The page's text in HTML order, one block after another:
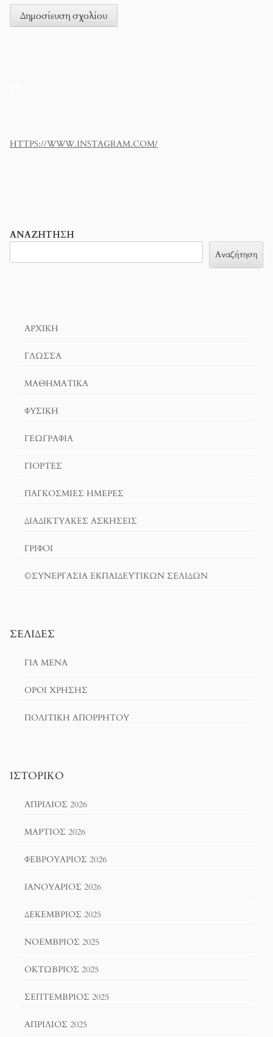
HTTPS://WWW.INSTAGRAM.COM/
ΑΝΑΖΉΤΗΣΗ
Αναζήτηση
ΑΡΧΙΚΉ
ΓΛΏΣΣΑ
ΜΑΘΗΜΑΤΙΚΆ
ΦΥΣΙΚΗ
ΓΕΩΓΡΑΦΊΑ
ΓΙΟΡΤΈΣ
ΠΑΓΚΟΣΜΙΕΣ ΗΜΕΡΕΣ
ΔΙΑΔΙΚΤΥΑΚΈΣ ΑΣΚΉΣΕΙΣ
ΓΡΙΦΟΙ
©ΣΥΝΕΡΓΑΣΙΑ ΕΚΠΑΙΔΕΥΤΙΚΩΝ ΣΕΛΙΔΩΝ
ΣΕΛΊΔΕΣ
ΓΙΑ ΜΕΝΑ
ΌΡΟΙ ΧΡΗΣΗΣ
ΠΟΛΙΤΙΚΉ ΑΠΟΡΡΉΤΟΥ
ΙΣΤΟΡΙΚΌ
ΑΠΡΊΛΙΟΣ 2026
ΜΆΡΤΙΟΣ 2026
ΦΕΒΡΟΥΆΡΙΟΣ 2026
ΙΑΝΟΥΆΡΙΟΣ 2026
ΔΕΚΈΜΒΡΙΟΣ 2025
ΝΟΈΜΒΡΙΟΣ 2025
ΟΚΤΏΒΡΙΟΣ 2025
ΣΕΠΤΈΜΒΡΙΟΣ 2025
ΑΠΡΊΛΙΟΣ 2025